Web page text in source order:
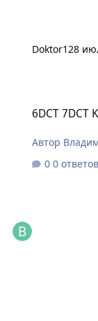
Doktor128
6DCT 7DCT
Автор
0